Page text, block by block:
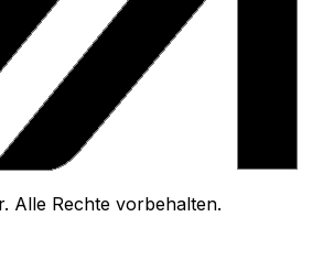
Alle Rechte vorbehalten.